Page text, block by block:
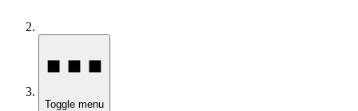
Toggle menu